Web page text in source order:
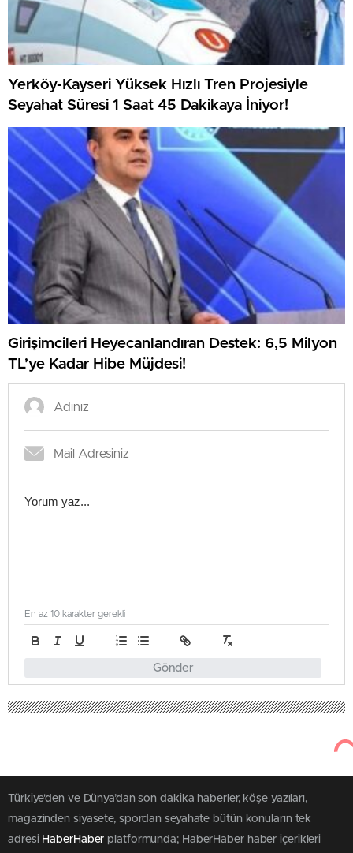
Yerköy-Kayseri Yüksek Hızlı Tren Projesiyle
Seyahat Süresi 1 Saat 45 Dakikaya İniyor!
Girişimcileri Heyecanlandıran Destek: 6,5 Milyon
TL’ye Kadar Hibe Müjdesi!
Gönder
En az 10 karakter gerekli
Endüstriyel Bölgelerle Devrim Mi
Geliyor?